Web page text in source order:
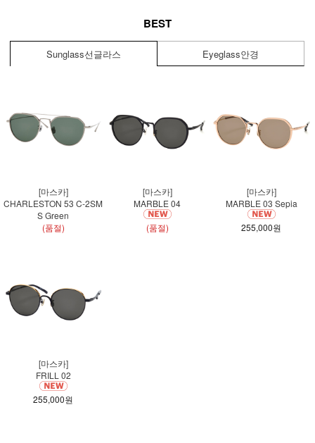
BEST
Sunglass선글라스 Eyeglass안경
[마스카]
CHARLESTON 53 C-2SM
S Green
(품절)
[마스카]
MARBLE 04
(품절)
[마스카]
MARBLE 03 Sepia
255,000원
[마스카]
FRILL 02
255,000원